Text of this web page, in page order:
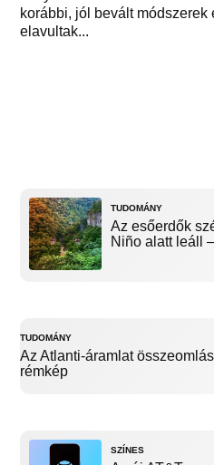
korábbi, jól bevált módszerek
elavultak...
TUDOMÁNY
Az esőerdők
Niño alatt leáll
TUDOMÁNY
Az Atlanti-áramlat
rémkép
SZÍNES